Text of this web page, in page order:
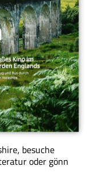
besuche
oder gönn